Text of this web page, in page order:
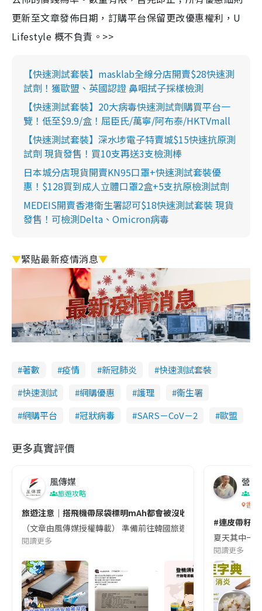
更新至文章發佈日期，訂購平台保留更改優惠權利，U
Lifestyle 概不負責。>>
【快速測試套裝】masklab全線分店開賣$28快速測
試劑！獲歐盟、英國認證 鼻咽拭子採樣檢測
【快速測試套裝】20大病毒快速測試劑購買平台一
覽！低至$9.9/盒！屈臣氏/萬寧/阿布泰/HKTVmall
【快速測試套裝】深水埗電子特賣城$15快速抗原測
試劑 現貨發售！買10支再送3支檢測棒
日本城分店現貨開賣KN95口罩+快速測試套裝優
惠！$128買到成人立體口罩2盒+5支抗原檢測試劑
MEDEIS開賣香港衛生署認可$18快速測試套裝 現貨
發售！可檢測Delta、Omicron病毒
▼緊貼最新疫情消息▼
著數 疫情 新冠肺炎
快速測試套裝
快速測試
網購優惠 護理
衞生署
網購平台
冠狀病毒 SARS－CoV－2 歐盟
更多真實評價
風傳媒
旅遊攻略
旅遊注意｜搭飛機帶尿袋標明mAh都會被沒收😱出發前切記檢查
（文章由風傳媒授權轉載） 準備前往韓國旅遊的民眾，近期要
閱讀更多
營養
香港
#連皮帶籽
夏天其中一
閱讀更多